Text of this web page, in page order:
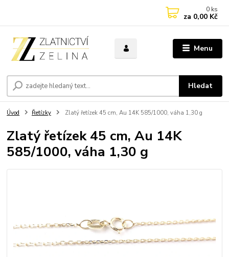
Menu
Hledat
0 ks
za 0,00 Kč
Úvod Řetízky Zlatý řetízek 45 cm, Au 14K 585/1000, váha 1,30 g
Zlatý řetízek 45 cm, Au 14K
585/1000, váha 1,30 g